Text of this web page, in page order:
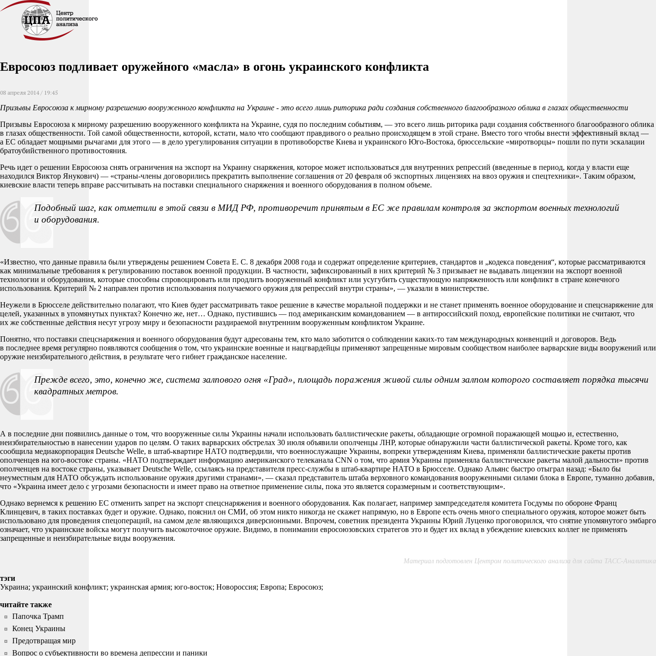
Евросоюз подливает оружейного «масла» в огонь украинского конфликта
08 апреля 2014 / 19:45
Призывы Евросоюза к мирному разрешению вооруженного конфликта на Украине - это всего лишь риторика ради создания собственного благообразного облика в глазах общественности
Призывы Евросоюза к мирному разрешению вооруженного конфликта на Украине, судя по последним событиям, — это всего лишь риторика ради создания собственного благообразного облика
в глазах общественности. Той самой общественности, которой, кстати, мало что сообщают правдивого о реально происходящем в этой стране. Вместо того чтобы внести эффективный вклад —
а ЕС обладает мощными рычагами для этого — в дело урегулирования ситуации в противоборстве Киева и украинского Юго-Востока, брюссельские «миротворцы» пошли по пути эскалации
братоубийственного противостояния.
Речь идет о решении Евросоюза снять ограничения на экспорт на Украину снаряжения, которое может использоваться для внутренних репрессий (введенные в период, когда у власти еще
находился Виктор Янукович) — «страны-члены договорились прекратить выполнение соглашения от 20 февраля об экспортных лицензиях на ввоз оружия и спецтехники». Таким образом,
киевские власти теперь вправе рассчитывать на поставки специального снаряжения и военного оборудования в полном объеме.
Подобный шаг, как отметили в этой связи в МИД РФ, противоречит принятым в ЕС же правилам контроля за экспортом военных технологий
и оборудования.
«Известно, что данные правила были утверждены решением Совета Е. С. 8 декабря 2008 года и содержат определение критериев, стандартов и „кодекса поведения“, которые рассматриваются
как минимальные требования к регулированию поставок военной продукции. В частности, зафиксированный в них критерий № 3 призывает не выдавать лицензии на экспорт военной
технологии и оборудования, которые способны спровоцировать или продлить вооруженный конфликт или усугубить существующую напряженность или конфликт в стране конечного
использования. Критерий № 2 направлен против использования получаемого оружия для репрессий внутри страны», — указали в министерстве.
Неужели в Брюсселе действительно полагают, что Киев будет рассматривать такое решение в качестве моральной поддержки и не станет применять военное оборудование и спецснаряжение для
целей, указанных в упомянутых пунктах? Конечно же, нет… Однако, пустившись — под американским командованием — в антироссийский поход, европейские политики не считают, что
их же собственные действия несут угрозу миру и безопасности раздираемой внутренним вооруженным конфликтом Украине.
Понятно, что поставки спецснаряжения и военного оборудования будут адресованы тем, кто мало заботится о соблюдении каких-то там международных конвенций и договоров. Ведь
в последнее время регулярно появляются сообщения о том, что украинские военные и нацгвардейцы применяют запрещенные мировым сообществом наиболее варварские виды вооружений или
оружие неизбирательного действия, в результате чего гибнет гражданское население.
Прежде всего, это, конечно же, система залпового огня «Град», площадь поражения живой силы одним залпом которого составляет порядка тысячи
квадратных метров.
А в последние дни появились данные о том, что вооруженные силы Украины начали использовать баллистические ракеты, обладающие огромной поражающей мощью и, естественно,
неизбирательностью в нанесении ударов по целям. О таких варварских обстрелах 30 июля объявили ополченцы ЛНР, которые обнаружили части баллистической ракеты. Кроме того, как
сообщила медиакорпорация Deutsche Welle, в штаб-квартире НАТО подтвердили, что военнослужащие Украины, вопреки утверждениям Киева, применяли баллистические ракеты против
ополченцев на юго-востоке страны. «НАТО подтверждает информацию американского телеканала CNN о том, что армия Украины применяла баллистические ракеты малой дальности» против
ополченцев на востоке страны, указывает Deutsche Welle, ссылаясь на представителя пресс-службы в штаб-квартире НАТО в Брюсселе. Однако Альянс быстро отыграл назад: «Было бы
неуместным для НАТО обсуждать использование оружия другими странами», — сказал представитель штаба верховного командования вооруженными силами блока в Европе, туманно добавив,
что «Украина имеет дело с угрозами безопасности и имеет право на ответное применение силы, пока это является соразмерным и соответствующим».
Однако вернемся к решению ЕС отменить запрет на экспорт спецснаряжения и военного оборудования. Как полагает, например зампредседателя комитета Госдумы по обороне Франц
Клинцевич, в таких поставках будет и оружие. Однако, пояснил он СМИ, об этом никто никогда не скажет напрямую, но в Европе есть очень много специального оружия, которое может быть
использовано для проведения спецопераций, на самом деле являющихся диверсионными. Впрочем, советник президента Украины Юрий Луценко проговорился, что снятие упомянутого эмбарго
означает, что украинские войска могут получить высокоточное оружие. Видимо, в понимании евросоюзовских стратегов это и будет их вклад в убеждение киевских коллег не применять
запрещенные и неизбирательные виды вооружения.
Материал подготовлен Центром политического анализа для сайта ТАСС-Аналитика
тэги
Украина; украинский конфликт; украинская армия; юго-восток; Новороссия; Европа; Евросоюз;
читайте также
Папочка Трамп
Конец Украины
Предотвращая мир
Вопрос о субъективности во времена депрессии и паники